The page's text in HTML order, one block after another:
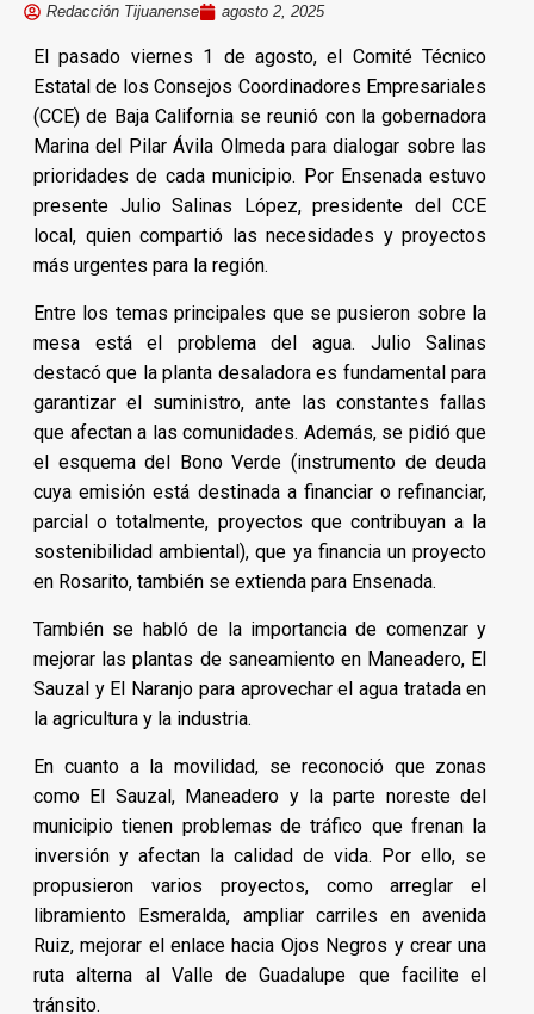
Redacción Tijuanense agosto 2, 2025
El pasado viernes 1 de agosto, el Comité Técnico
Estatal de los Consejos Coordinadores Empresariales
(CCE) de Baja California se reunió con la gobernadora
Marina del Pilar Ávila Olmeda para dialogar sobre las
prioridades de cada municipio. Por Ensenada estuvo
presente Julio Salinas López, presidente del CCE
local, quien compartió las necesidades y proyectos
más urgentes para la región.
Entre los temas principales que se pusieron sobre la
mesa está el problema del agua. Julio Salinas
destacó que la planta desaladora es fundamental para
garantizar el suministro, ante las constantes fallas
que afectan a las comunidades. Además, se pidió que
el esquema del Bono Verde (instrumento de deuda
cuya emisión está destinada a financiar o refinanciar,
parcial o totalmente, proyectos que contribuyan a la
sostenibilidad ambiental), que ya financia un proyecto
en Rosarito, también se extienda para Ensenada.
También se habló de la importancia de comenzar y
mejorar las plantas de saneamiento en Maneadero, El
Sauzal y El Naranjo para aprovechar el agua tratada en
la agricultura y la industria.
En cuanto a la movilidad, se reconoció que zonas
como El Sauzal, Maneadero y la parte noreste del
municipio tienen problemas de tráfico que frenan la
inversión y afectan la calidad de vida. Por ello, se
propusieron varios proyectos, como arreglar el
libramiento Esmeralda, ampliar carriles en avenida
Ruiz, mejorar el enlace hacia Ojos Negros y crear una
ruta alterna al Valle de Guadalupe que facilite el
tránsito.